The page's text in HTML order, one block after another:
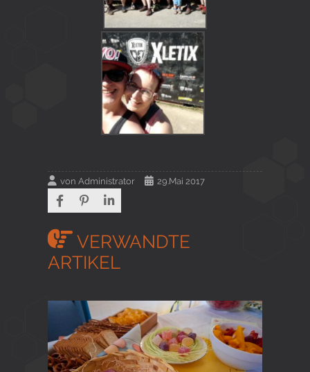
von Administrator 29.Mai 2017
VERWANDTE
ARTIKEL